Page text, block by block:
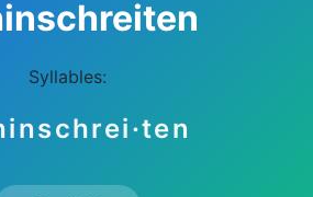
Syllables: